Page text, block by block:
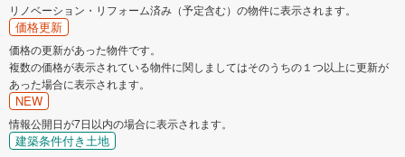
リノベーション・リフォーム済み（予定含む）の物件に表示されます。
価格更新
価格の更新があった物件です。
複数の価格が表示されている物件に関しましてはそのうちの１つ以上に更新が
あった場合に表示されます。
NEW
情報公開日が7日以内の場合に表示されます。
建築条件付き土地